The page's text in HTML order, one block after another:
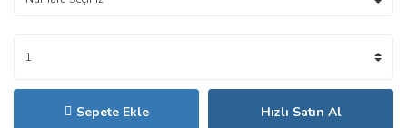
Sepete Ekle Hızlı Satın Al